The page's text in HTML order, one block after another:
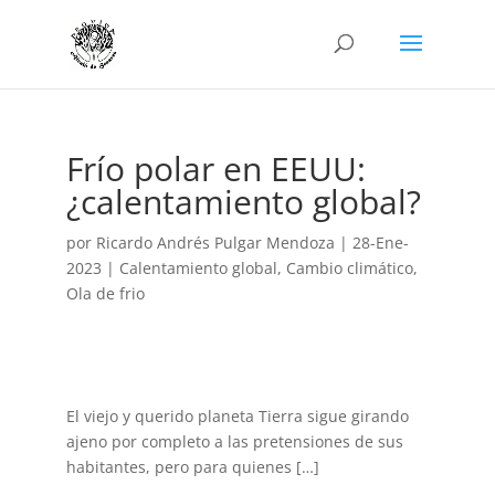
Frío polar en EEUU:
¿calentamiento global?
por Ricardo Andrés Pulgar Mendoza | 28-Ene-
2023 | Calentamiento global, Cambio climático,
Ola de frio
El viejo y querido planeta Tierra sigue girando
ajeno por completo a las pretensiones de sus
habitantes, pero para quienes […]